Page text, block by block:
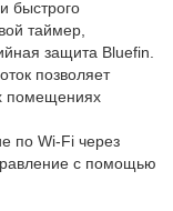
быстрого
таймер,
защита Bluefin.
позволяет
помещениях
по Wi-Fi через
с помощью